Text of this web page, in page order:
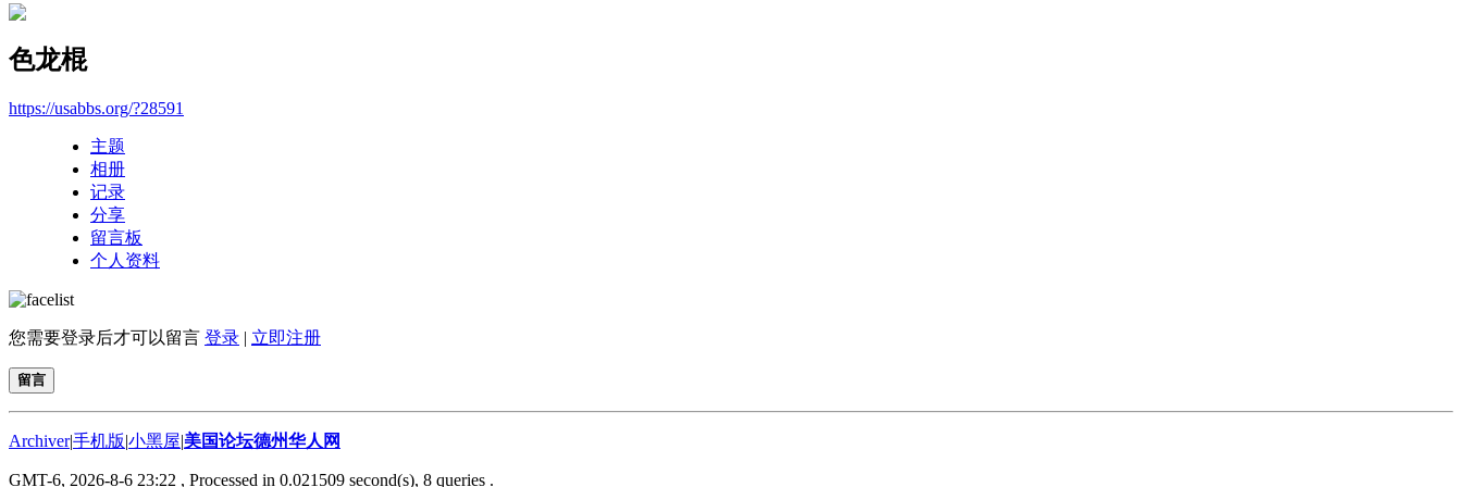
色龙棍
https://usabbs.org/?28591
主题
相册
记录
分享
留言板
个人资料
您需要登录后才可以留言 登录 | 立即注册
留言
Archiver|手机版|小黑屋|美国论坛德州华人网
GMT-6, 2026-8-6 23:22 , Processed in 0.021509 second(s), 8 queries .